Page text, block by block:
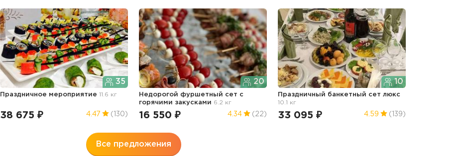
35
Праздничное мероприятие11.6 кг
38 675 ₽ 4.47 (130)
20
Недорогой фуршетный сет с
горячими закусками 6.2 кг
16 550 ₽ 4.34 (22)
10
Праздничный банкетный сет люкс
10.1 кг
33 095 ₽ 4.59 (139)
Все предложения